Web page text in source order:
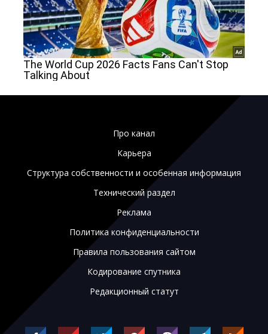
Про канал
Карьера
Структура собственности и особенная информация
Технический раздел
Реклама
Политика конфиденциальности
Правила пользования сайтом
Кодирование спутника
Редакционный статут